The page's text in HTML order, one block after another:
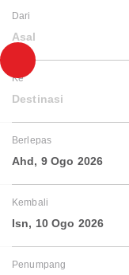
Dari
Asal
Ke
Destinasi
Berlepas
Ahd, 9 Ogo 2026
Kembali
Isn, 10 Ogo 2026
Penumpang